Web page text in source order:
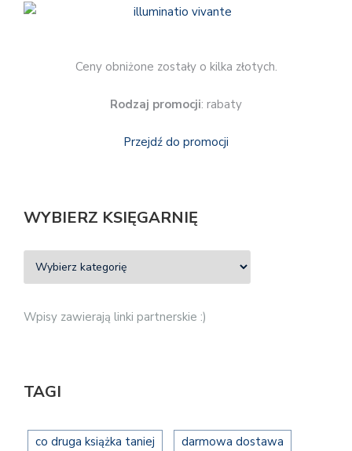
Ceny obniżone zostały o kilka złotych.
Rodzaj promocji: rabaty
Przejdź do promocji
WYBIERZ KSIĘGARNIĘ
Wpisy zawierają linki partnerskie :)
TAGI
co druga książka taniej darmowa dostawa